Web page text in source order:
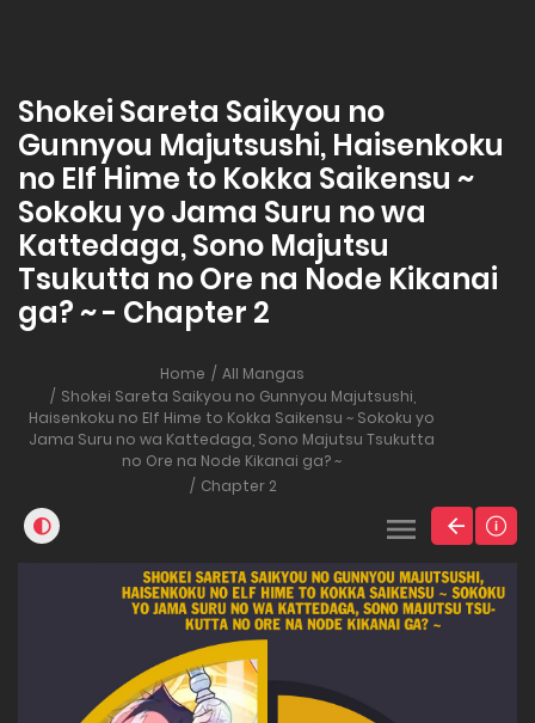
Shokei Sareta Saikyou no
Gunnyou Majutsushi, Haisenkoku
no Elf Hime to Kokka Saikensu ~
Sokoku yo Jama Suru no wa
Kattedaga, Sono Majutsu
Tsukutta no Ore na Node Kikanai
ga? ~ - Chapter 2
Home
All Mangas
Shokei Sareta Saikyou no Gunnyou Majutsushi,
Haisenkoku no Elf Hime to Kokka Saikensu ~ Sokoku yo
Jama Suru no wa Kattedaga, Sono Majutsu Tsukutta
no Ore na Node Kikanai ga? ~
Chapter 2